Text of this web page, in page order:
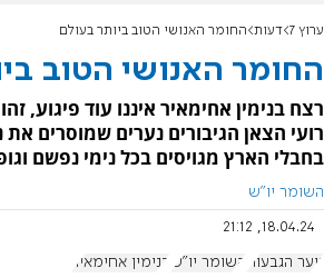
ערוץ 7 דעות החומר האנושי הטוב ביותר בעולם
החומר האנושי הטוב
רצח בנימין אחימאיר איננו עוד פיגוע,
רועי הצאן הגיבורים נערים שמוסרים
בחבלי הארץ מגויסים בכל נימי נפשם
השומר יו"ש
18.04.24, 21:12
נוער הגבעות השומר יו"ש בנימין אחימאיר